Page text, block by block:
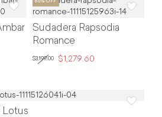
Sudadera Rapsodia
Romance
$3,199.00 $1,279.60
Lotus